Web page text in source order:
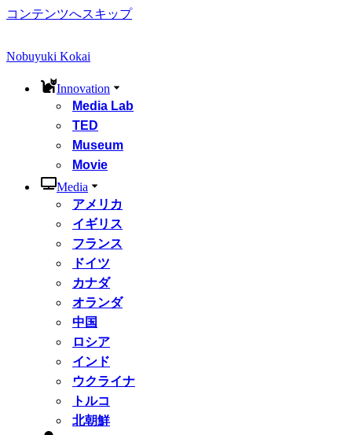
コンテンツへスキップ
Nobuyuki Kokai
Innovation
Media Lab
TED
Museum
Movie
Media
アメリカ
イギリス
フランス
ドイツ
カナダ
オランダ
中国
ロシア
インド
ウクライナ
トルコ
北朝鮮